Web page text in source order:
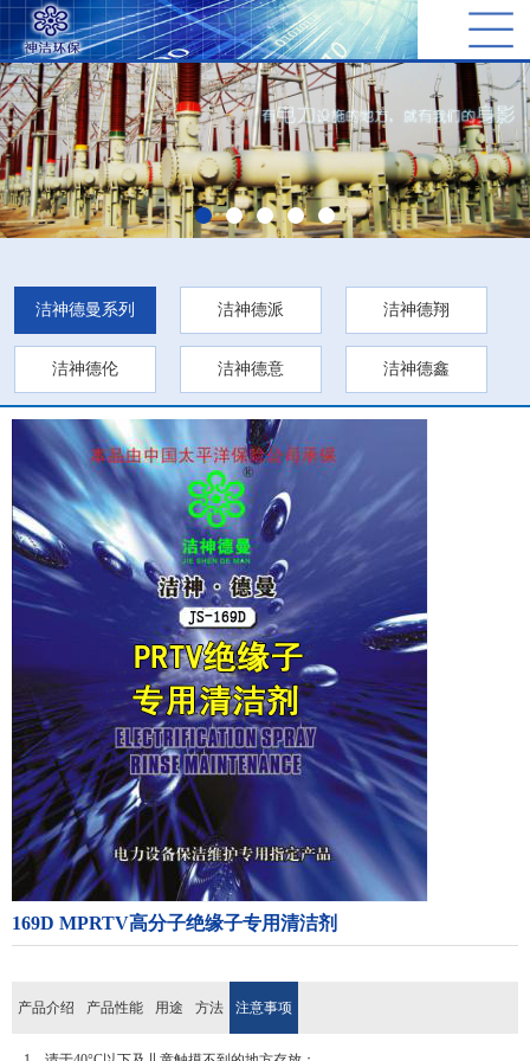
洁神德曼系列 洁神德派 洁神德翔
洁神德伦 洁神德意 洁神德鑫
169D MPRTV高分子绝缘子专用清洁剂
产品介绍 产品性能 用途 方法 注意事项